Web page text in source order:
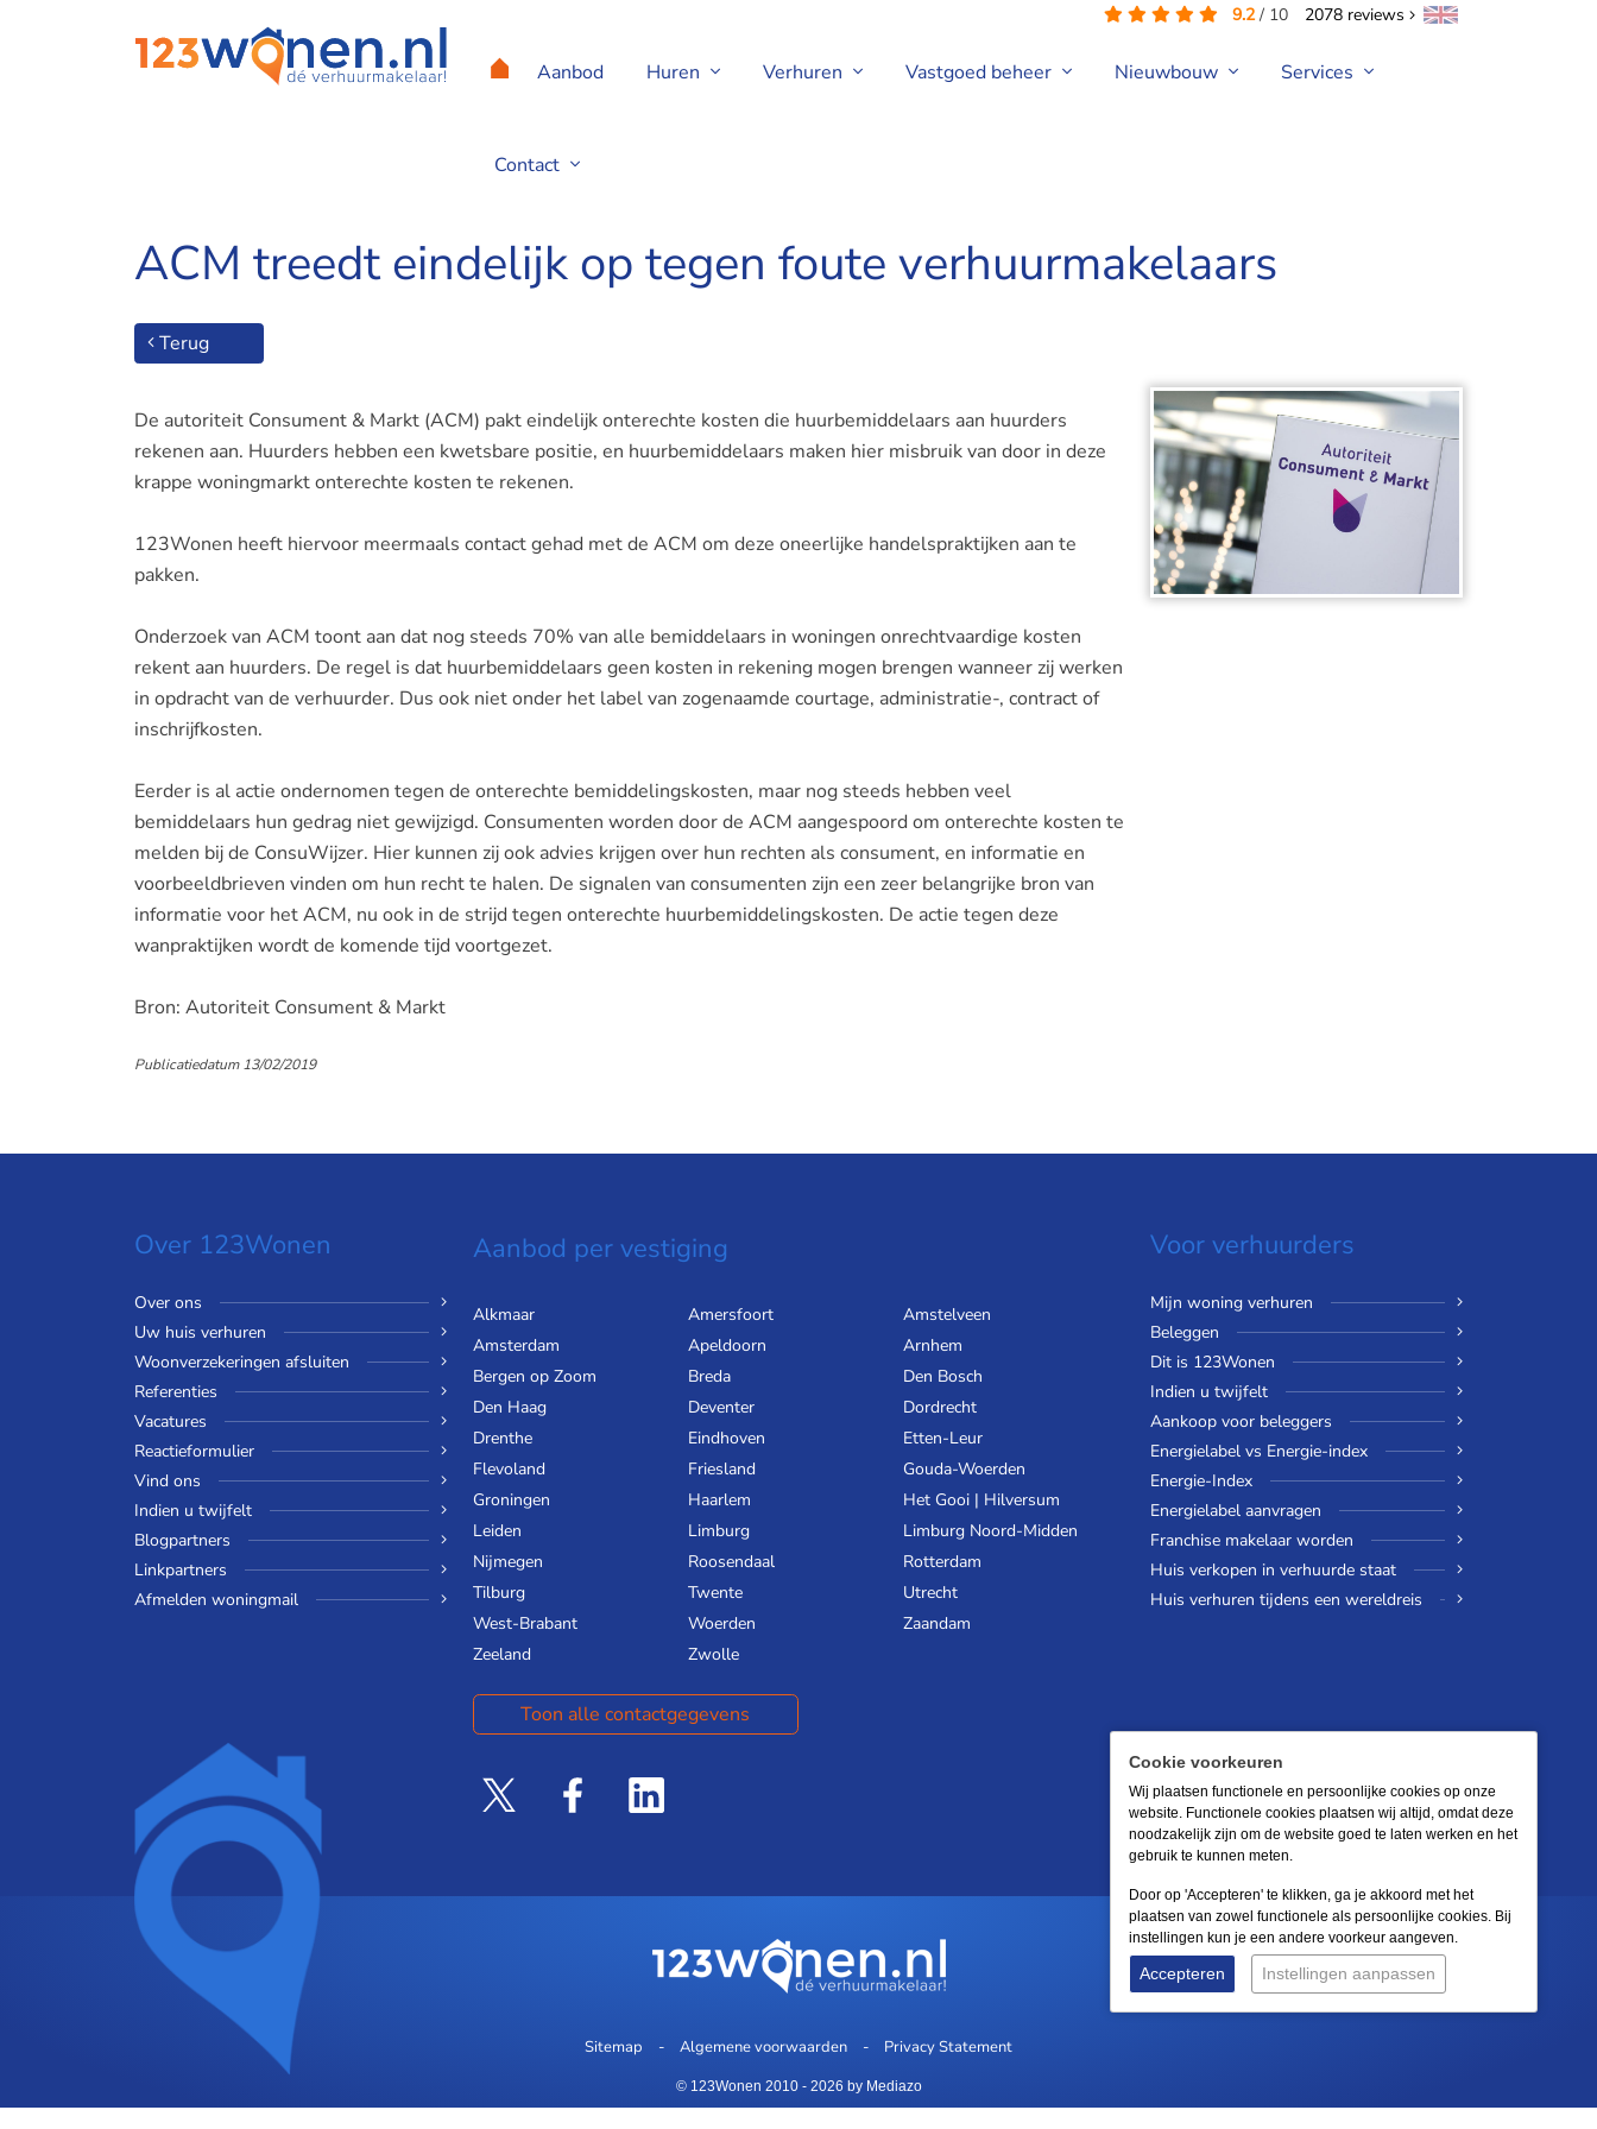
9.2/ 10 2078 reviews
Aanbod Huren Verhuren Vastgoed beheer Nieuwbouw Services
Contact
ACM treedt eindelijk op tegen foute verhuurmakelaars
ACM treedt eindelijk op tegen foute verhuurmakelaars
Terug
De autoriteit Consument & Markt (ACM) pakt eindelijk onterechte kosten die huurbemiddelaars aan huurders
rekenen aan. Huurders hebben een kwetsbare positie, en huurbemiddelaars maken hier misbruik van door in deze
krappe woningmarkt onterechte kosten te rekenen.
123Wonen heeft hiervoor meermaals contact gehad met de ACM om deze oneerlijke handelspraktijken aan te
pakken.
Onderzoek van ACM toont aan dat nog steeds 70% van alle bemiddelaars in woningen onrechtvaardige kosten
rekent aan huurders. De regel is dat huurbemiddelaars geen kosten in rekening mogen brengen wanneer zij werken
in opdracht van de verhuurder. Dus ook niet onder het label van zogenaamde courtage, administratie-, contract of
inschrijfkosten.
Eerder is al actie ondernomen tegen de onterechte bemiddelingskosten, maar nog steeds hebben veel
bemiddelaars hun gedrag niet gewijzigd. Consumenten worden door de ACM aangespoord om onterechte kosten te
melden bij de ConsuWijzer. Hier kunnen zij ook advies krijgen over hun rechten als consument, en informatie en
voorbeeldbrieven vinden om hun recht te halen. De signalen van consumenten zijn een zeer belangrijke bron van
informatie voor het ACM, nu ook in de strijd tegen onterechte huurbemiddelingskosten. De actie tegen deze
wanpraktijken wordt de komende tijd voortgezet.
Bron: Autoriteit Consument & Markt
Publicatiedatum 13/02/2019
Over 123Wonen
Over ons
Uw huis verhuren
Woonverzekeringen afsluiten
Referenties
Vacatures
Reactieformulier
Vind ons
Indien u twijfelt
Blogpartners
Linkpartners
Afmelden woningmail
Aanbod per vestiging
Alkmaar Amersfoort
Amstelveen
Amsterdam
Apeldoorn
Arnhem
Bergen op Zoom
Breda
Den Bosch
Den Haag
Deventer
Dordrecht
Drenthe
Eindhoven
Etten-Leur
Flevoland
Friesland
Gouda-Woerden
Groningen
Haarlem
Het Gooi | Hilversum
Leiden
Limburg
Limburg Noord-Midden
Nijmegen
Roosendaal
Rotterdam
Tilburg
Twente
Utrecht
West-Brabant
Woerden
Zaandam
Zeeland
Zwolle
Toon alle contactgegevens
Voor verhuurders
Mijn woning verhuren
Beleggen
Dit is 123Wonen
Indien u twijfelt
Aankoop voor beleggers
Energielabel vs Energie-index
Energie-Index
Energielabel aanvragen
Franchise makelaar worden
Huis verkopen in verhuurde staat
Huis verhuren tijdens een wereldreis
Sitemap Algemene voorwaarden Privacy Statement
© 123Wonen 2010 - 2026 by Mediazo
Cookie voorkeuren
Wij plaatsen functionele en persoonlijke cookies op onze
website. Functionele cookies plaatsen wij altijd, omdat deze
noodzakelijk zijn om de website goed te laten werken en het
gebruik te kunnen meten.
Door op 'Accepteren' te klikken, ga je akkoord met het
plaatsen van zowel functionele als persoonlijke cookies. Bij
instellingen kun je een andere voorkeur aangeven.
Accepteren Instellingen aanpassen